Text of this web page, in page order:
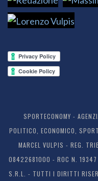
SPORTECONOMY -
POLITICO, ECONOMICO,
MARCEL VULPIS - REG.
08422681000 - ROC N. 19347
S.R.L. - TUTTI I DIRITTI